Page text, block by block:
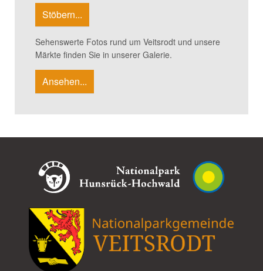
Stöbern...
Sehenswerte Fotos rund um Veitsrodt und unsere
Märkte finden Sie in unserer Galerie.
Ansehen...